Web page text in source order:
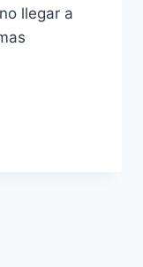
llegar a